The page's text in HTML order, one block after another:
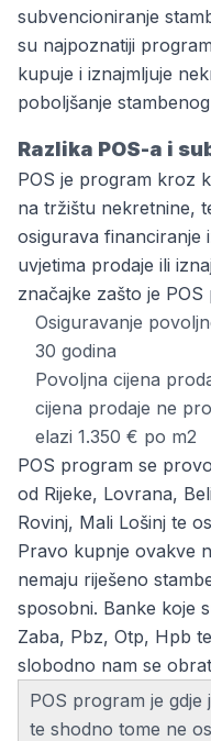
subvencioniranje
su najpoznatiji
kupuje i iznajmljuje
poboljšanje
Razlika POS-a i
POS je program kroz
na tržištu nekretnine,
osigurava financiranje
uvjetima prodaje ili
značajke zašto je
Osiguravanje
30 godina
Povoljna cijena
cijena prodaje ne pro
elazi 1.350 € po m2
POS program se
od Rijeke, Lovrana,
Rovinj, Mali Lošinj te
Pravo kupnje ovakve
nemaju riješeno
sposobni. Banke koje
Zaba, Pbz, Otp, Hpb
slobodno nam se
POS program je
te shodno tome ne